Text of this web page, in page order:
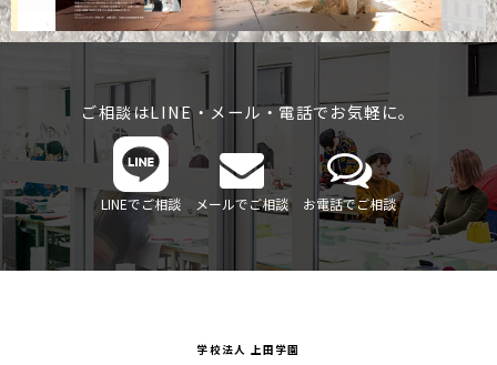
ご相談はLINE・メール・電話でお気軽に。
LINEでご相談 メールでご相談 お電話でご相談
学校法人 上田学園